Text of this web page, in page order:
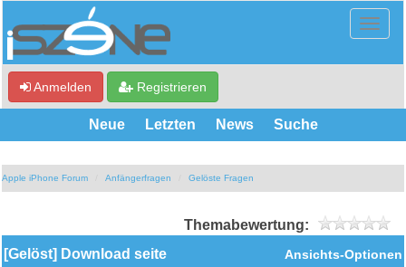
Anmelden Registrieren
Neue Letzten News Suche
Apple iPhone Forum Anfängerfragen Gelöste Fragen
Themabewertung:
Ansichts-Optionen
[Gelöst] Download seite